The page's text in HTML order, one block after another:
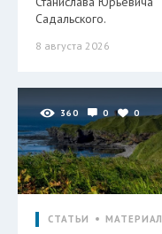
Садальского.
8 августа 2026
360 0 0
СТАТЬИ МАТЕРИАЛ